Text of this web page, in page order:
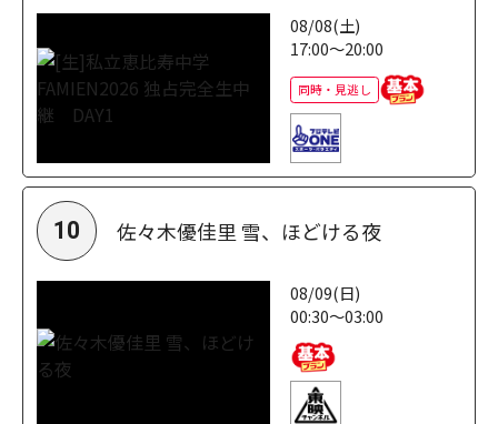
08/08(土)
17:00～20:00
同時・見逃し
10 佐々木優佳里 雪、ほどける夜
08/09(日)
00:30～03:00